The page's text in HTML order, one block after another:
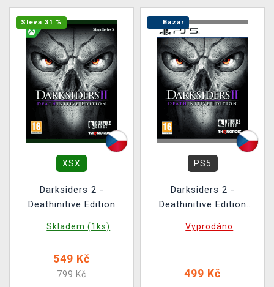
Sleva 31 %
XSX
Darksiders 2 -
Deathinitive Edition
Skladem (1ks)
549 Kč
799 Kč
Bazar
PS5
Darksiders 2 -
Deathinitive Edition
Vyprodáno
499 Kč